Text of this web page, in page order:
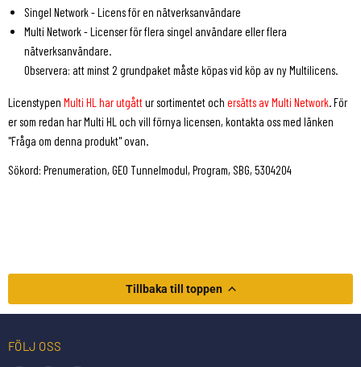
Singel Network - Licens för en nätverksanvändare
Multi Network - Licenser för flera singel användare eller flera
nätverksanvändare.
Observera: att minst 2 grundpaket måste köpas vid köp av ny Multilicens.
Licenstypen Multi HL har utgåttur sortimentet och ersätts av Multi Network. För
er som redan har Multi HL och vill förnya licensen, kontakta oss med länken
"Fråga om denna produkt" ovan.
Sökord: Prenumeration, GEO Tunnelmodul, Program, SBG, 5304204
Tillbaka till toppen
FÖLJ OSS